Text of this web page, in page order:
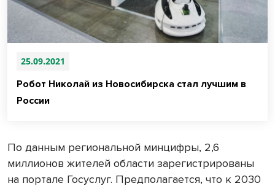
25.09.2021
Робот Николай из Новосибирска стал лучшим в
России
По данным региональной минцифры, 2,6
миллионов жителей области зарегистрированы
на портале Госуслуг. Предполагается, что к 2030